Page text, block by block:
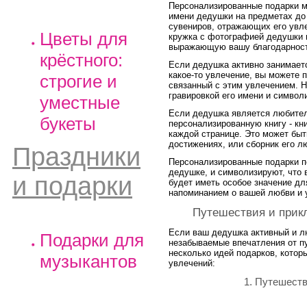
Цветы для
крёстного:
строгие и
уместные
букеты
Праздники
и подарки
Подарки для
музыкантов
Персонализированные подарки
имени дедушки на предметах
сувениров, отражающих его
кружка с фотографией дедушки
выражающую вашу
Если дедушка активно
какое-то увлечение, вы можете
связанный с этим увлечением.
гравировкой его имени и
Если дедушка является
персонализированную книгу -
каждой странице. Это может
достижениях, или сборник его
Персонализированные подарки
дедушке, и символизируют, что
будет иметь особое значение
напоминанием о вашей любви и
Путешествия и
Если ваш дедушка активный и
незабываемые впечатления от
несколько идей подарков,
увлечений:
1.